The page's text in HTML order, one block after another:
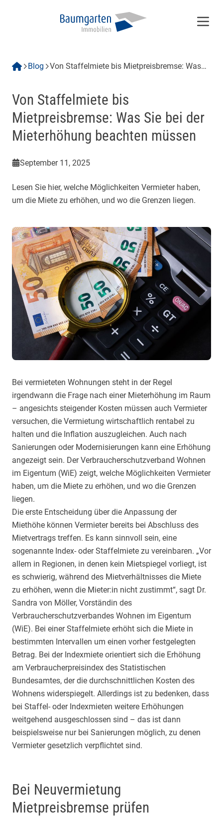
Blog
Von Staffelmiete bis Mietpreisbremse: Was
Von Staffelmiete bis
Mietpreisbremse: Was Sie bei der
Mieterhöhung beachten müssen
September 11, 2025
Lesen Sie hier, welche Möglichkeiten Vermieter haben,
um die Miete zu erhöhen, und wo die Grenzen liegen.
Bei vermieteten Wohnungen steht in der Regel
irgendwann die Frage nach einer Mieterhöhung im Raum
– angesichts steigender Kosten müssen auch Vermieter
versuchen, die Vermietung wirtschaftlich rentabel zu
halten und die Inflation auszugleichen. Auch nach
Sanierungen oder Modernisierungen kann eine Erhöhung
angezeigt sein. Der Verbraucherschutzverband Wohnen
im Eigentum (WiE) zeigt, welche Möglichkeiten Vermieter
haben, um die Miete zu erhöhen, und wo die Grenzen
liegen.
Die erste Entscheidung über die Anpassung der
Miethöhe können Vermieter bereits bei Abschluss des
Mietvertrags treffen. Es kann sinnvoll sein, eine
sogenannte Index- oder Staffelmiete zu vereinbaren. „Vor
allem in Regionen, in denen kein Mietspiegel vorliegt, ist
es schwierig, während des Mietverhältnisses die Miete
zu erhöhen, wenn die Mieter:in nicht zustimmt“, sagt Dr.
Sandra von Möller, Vorständin des
Verbraucherschutzverbandes Wohnen im Eigentum
(WiE). Bei einer Staffelmiete erhöht sich die Miete in
bestimmten Intervallen um einen vorher festgelegten
Betrag. Bei der Indexmiete orientiert sich die Erhöhung
am Verbraucherpreisindex des Statistischen
Bundesamtes, der die durchschnittlichen Kosten des
Wohnens widerspiegelt. Allerdings ist zu bedenken, dass
bei Staffel- oder Indexmieten weitere Erhöhungen
weitgehend ausgeschlossen sind – das ist dann
beispielsweise nur bei Sanierungen möglich, zu denen
Vermieter gesetzlich verpflichtet sind.
Bei Neuvermietung
Mietpreisbremse prüfen